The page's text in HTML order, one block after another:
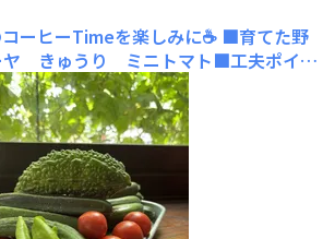
ーヒーTimeを楽しみに☕️ ■育てた野
きゅうり ミニトマト■工夫ポイン
朝食を楽しみに暑くなる前に一仕事
を飲みながらわんちゃんときゅうりを
課です🐕‍🦺！